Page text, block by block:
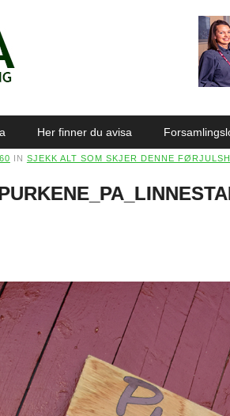
Her finner du avisa
IN SJEKK ALT SOM SKJER DENNE